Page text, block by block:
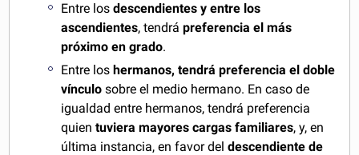
Entre losdescendientes y entre los
ascendientes, tendrápreferencia el más
próximo en grado.
Entre loshermanos, tendrá preferencia el doble
vínculo sobre el medio hermano. En caso de
igualdad entre hermanos, tendrá preferencia
quien tuviera mayores cargas familiares, y, en
última instancia, en favor deldescendiente de